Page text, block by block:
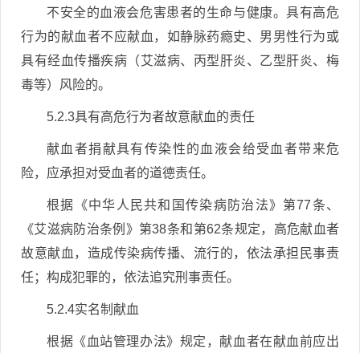
不安全的血液会危害患者的生命与健康。具有高危
行为的献血者不应献血，如静脉药瘾史、男男性行为或
具有经血传播疾病（艾滋病、丙型肝炎、乙型肝炎、梅
毒等）风险的。
5.2.3具有高危行为者故意献血的责任
献血者捐献具有传染性的血液会给受血者带来危
险，应承担对受血者的道德责任。
根据《中华人民共和国传染病防治法》第77条、
《艾滋病防治条例》第38条和第62条规定，高危献血者
故意献血，造成传染病传播、流行的，依法承担民事责
任；构成犯罪的，依法追究刑事责任。
5.2.4实名制献血
根据《血站管理办法》规定，献血者在献血前应出